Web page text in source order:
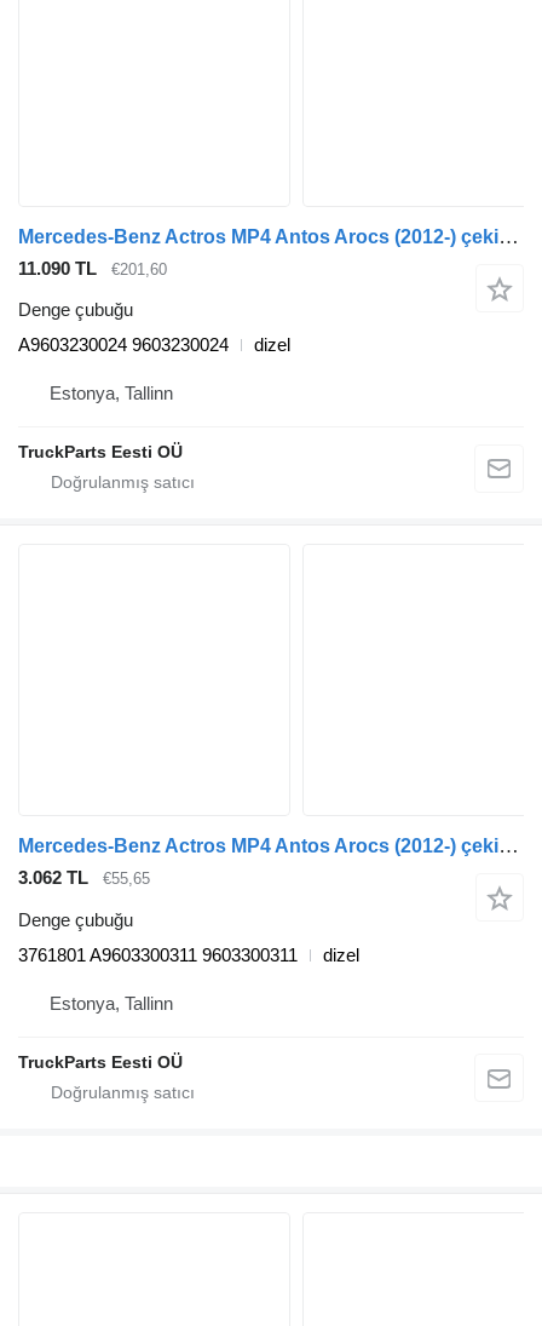
Mercedes-Benz Actros MP4 Antos Arocs (2012-) çekici için Mercedes-Benz actros mp4 2551 (01.13-) A9603230024 denge çubuğu
11.090 TL €201,60
Denge çubuğu
A9603230024 9603230024
dizel
Estonya, Tallinn
TruckParts Eesti OÜ
Mercedes-Benz Actros MP4 Antos Arocs (2012-) çekici için Mercedes-Benz actros mp4 2551 (01.13-) 3761801 denge çubuğu
3.062 TL €55,65
Denge çubuğu
3761801 A9603300311 9603300311
dizel
Estonya, Tallinn
TruckParts Eesti OÜ